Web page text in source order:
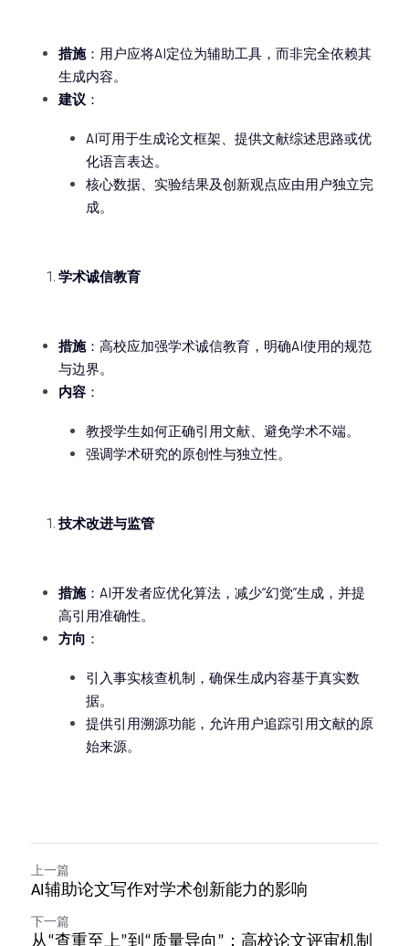
措施：用户应将AI定位为辅助工具，而非完全依赖其
生成内容。
建议 ：
AI可用于生成论文框架、提供文献综述思路或优
化语言表达。
核心数据、实验结果及创新观点应由用户独立完
成。
学术诚信教育
措施：高校应加强学术诚信教育，明确AI使用的规范
与边界。
内容 ：
教授学生如何正确引用文献、避免学术不端。
强调学术研究的原创性与独立性。
技术改进与监管
措施：AI开发者应优化算法，减少“幻觉”生成，并提
高引用准确性。
方向 ：
引入事实核查机制，确保生成内容基于真实数
据。
提供引用溯源功能，允许用户追踪引用文献的原
始来源。
上一篇
AI辅助论文写作对学术创新能力的影响
下一篇
从“查重至上”到“质量导向”：高校论文评审机制